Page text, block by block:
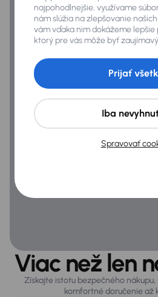
ASR
ESP
Systém kontroly tlaku v
Všeobecné
Infotainment
USB
Veľa ďalšej výbavy
Viac než len
Získajte istotu bezpečného
komfortné doručenie až
najpohodlnejšie, využívame
nám slúžia na zlepšovanie
vám vďaka nim dokážeme lepšie
ktorý pre vás môže byť
Spravovať
Iba
Prijať